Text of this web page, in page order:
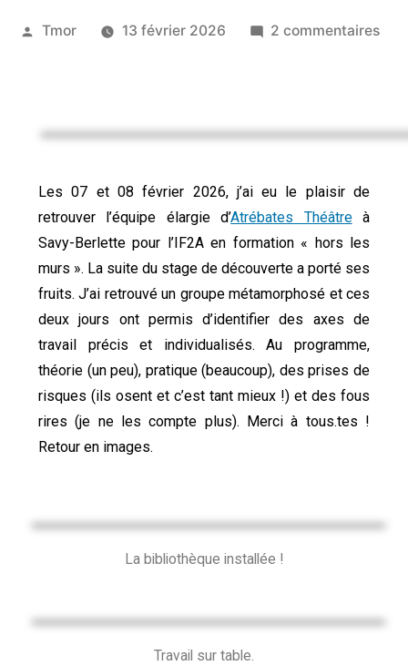
Tmor 13 février 2026 2 commentaires
Les 07 et 08 février 2026, j’ai eu le plaisir de
retrouver l’équipe élargie d’Atrébates Théâtreà
Savy-Berlette pour l’IF2A en formation « hors les
murs ». La suite du stage de découverte a porté ses
fruits. J’ai retrouvé un groupe métamorphosé et ces
deux jours ont permis d’identifier des axes de
travail précis et individualisés. Au programme,
théorie (un peu), pratique (beaucoup), des prises de
risques (ils osent et c’est tant mieux !) et des fous
rires (je ne les compte plus). Merci à tous.tes !
Retour en images.
La bibliothèque installée !
Travail sur table.